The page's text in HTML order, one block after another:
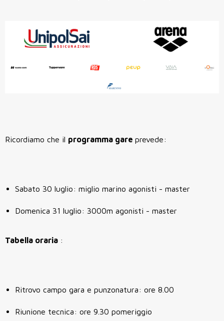
Ricordiamo che il programma gare prevede:
Sabato 30 luglio: miglio marino agonisti - master
Domenica 31 luglio: 3000m agonisti - master
Tabella oraria :
Ritrovo campo gara e punzonatura: ore 8.00
Riunione tecnica: ore 9.30 pomeriggio